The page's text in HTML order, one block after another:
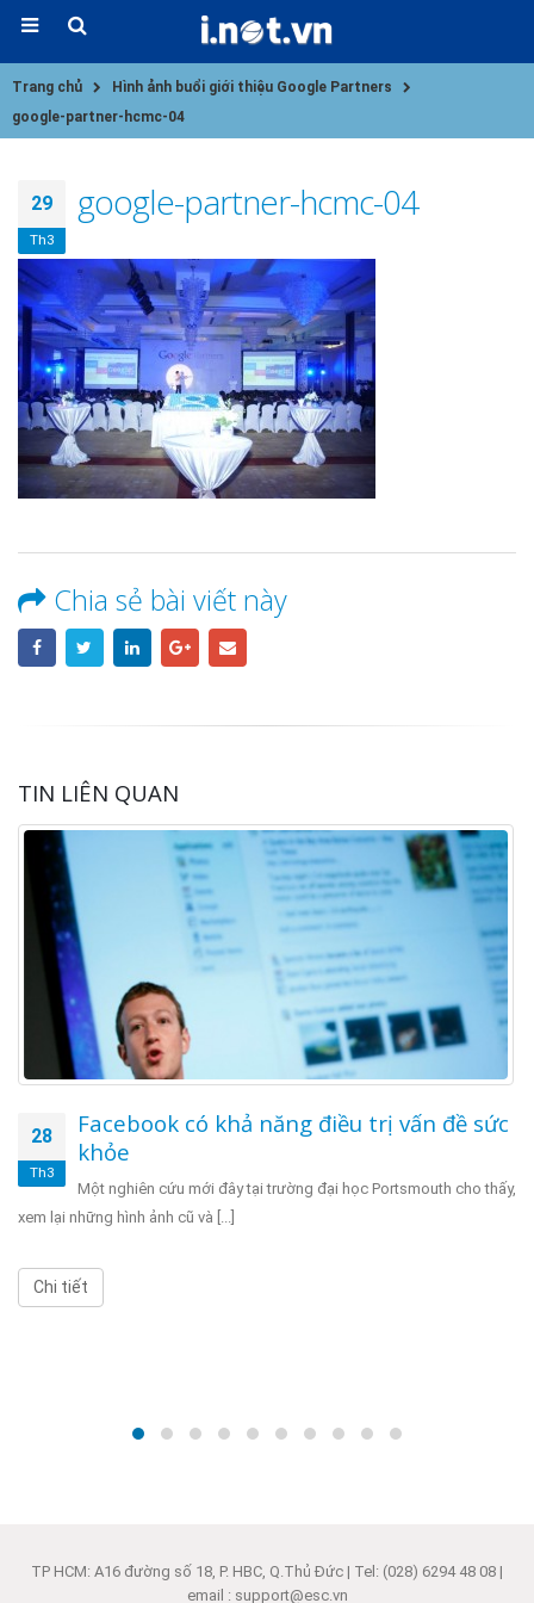
Trang chủ
Hình ảnh buổi giới thiệu Google Partners
google-partner-hcmc-04
29
Th3
google-partner-hcmc-04
Chia sẻ bài viết này
TIN LIÊN QUAN
28
Th3
Facebook có khả năng điều trị vấn đề sức
khỏe
Một nghiên cứu mới đây tại trường đại học Portsmouth cho thấy,
xem lại những hình ảnh cũ và [...]
Chi tiết
TP HCM: A16 đường số 18, P. HBC, Q.Thủ Đức | Tel: (028) 6294 48 08 |
email : support@esc.vn